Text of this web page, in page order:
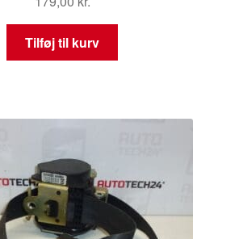
Tilføj til kurv